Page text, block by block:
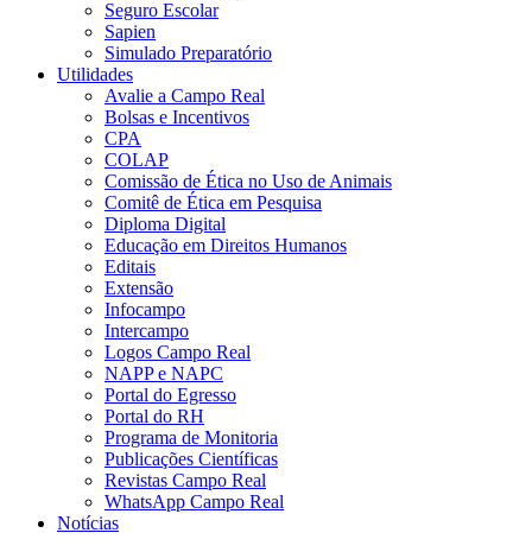
Seguro Escolar
Sapien
Simulado Preparatório
Utilidades
Avalie a Campo Real
Bolsas e Incentivos
CPA
COLAP
Comissão de Ética no Uso de Animais
Comitê de Ética em Pesquisa
Diploma Digital
Educação em Direitos Humanos
Editais
Extensão
Infocampo
Intercampo
Logos Campo Real
NAPP e NAPC
Portal do Egresso
Portal do RH
Programa de Monitoria
Publicações Científicas
Revistas Campo Real
WhatsApp Campo Real
Notícias